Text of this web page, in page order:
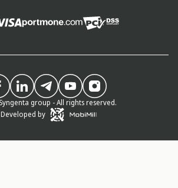
group - All rights reserved.
Developed by